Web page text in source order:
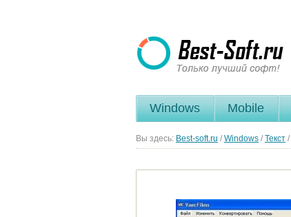
Windows Mobile
Вы здесь: Best-soft.ru / Windows / Текст /